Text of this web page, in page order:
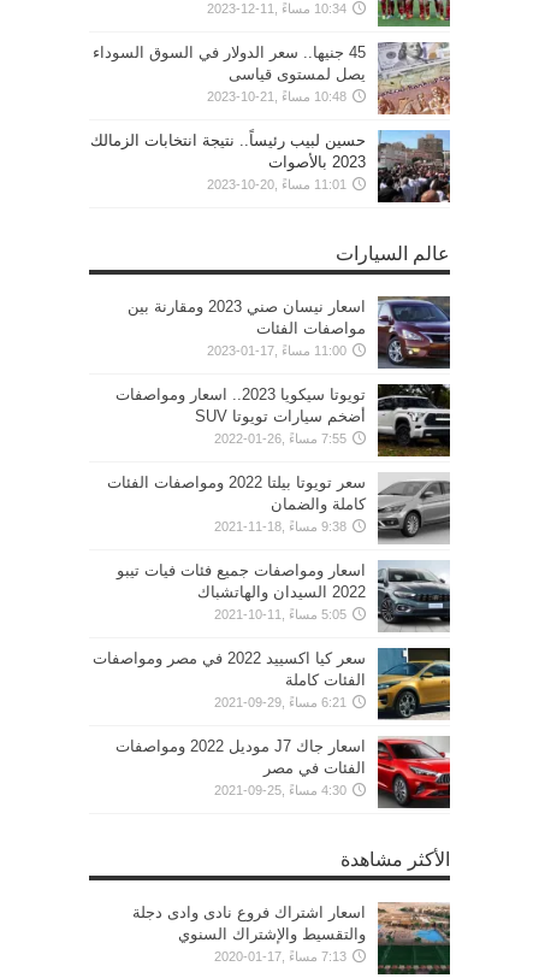
10:34 مساءً ,11-12-2023
45 جنيها.. سعر الدولار في السوق السوداء
يصل لمستوى قياسى
10:48 مساءً ,21-10-2023
حسين لبيب رئيساً.. نتيجة انتخابات الزمالك
2023 بالأصوات
11:01 مساءً ,20-10-2023
عالم السيارات
اسعار نيسان صني 2023 ومقارنة بين
مواصفات الفئات
11:00 مساءً ,17-01-2023
تويوتا سيكويا 2023.. اسعار ومواصفات
أضخم سيارات تويوتا SUV
7:55 مساءً ,26-01-2022
سعر تويوتا بيلتا 2022 ومواصفات الفئات
كاملة والضمان
9:38 مساءً ,18-11-2021
اسعار ومواصفات جميع فئات فيات تيبو
2022 السيدان والهاتشباك
5:05 مساءً ,11-10-2021
سعر كيا اكسييد 2022 في مصر ومواصفات
الفئات كاملة
6:21 مساءً ,29-09-2021
اسعار جاك J7 موديل 2022 ومواصفات
الفئات في مصر
4:30 مساءً ,25-09-2021
الأكثر مشاهدة
اسعار اشتراك فروع نادى وادى دجلة
والتقسيط والإشتراك السنوي
7:13 مساءً ,17-01-2020